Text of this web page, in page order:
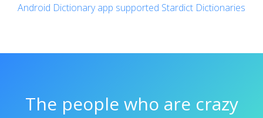
Android Dictionary app supported Stardict Dictionaries
The people who are crazy